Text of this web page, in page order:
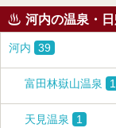
河内の温泉・
河内 39
富田林嶽山温泉 1
天見温泉 1